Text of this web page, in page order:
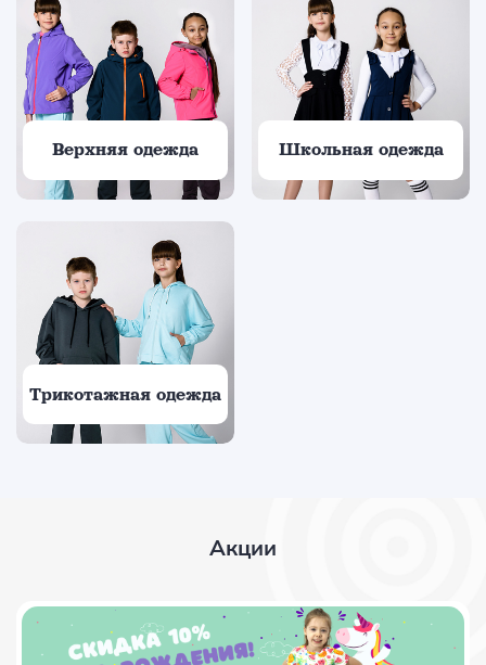
Верхняя одежда Школьная одежда
Трикотажная одежда
Акции